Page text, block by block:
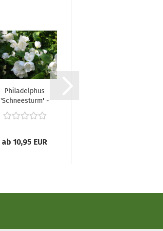
Philadelphus
'Schneesturm' -
(Gefüllter
Gartenjasmin...
ab 10,95 EUR